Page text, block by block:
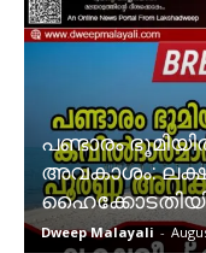
പണ്ടാരം
അവകാശം:
Dweep Malayali -